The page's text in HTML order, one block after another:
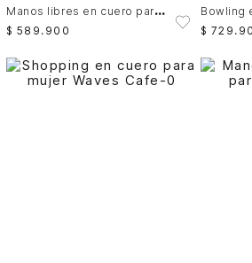
M
anos libres en cuero para mujer Hexa
$ 589 . 900 $ 729 .